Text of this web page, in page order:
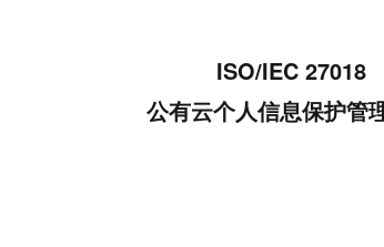
ISO/IEC 27018
公有云个人信息保护管